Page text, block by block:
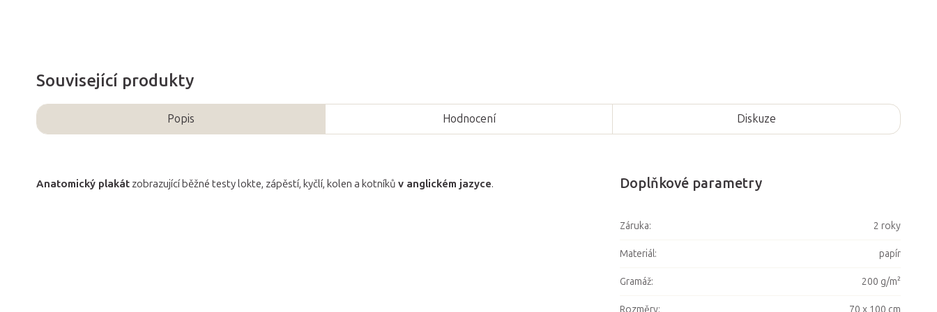
Související produkty
Popis Hodnocení Diskuze
Anatomický plakát zobrazující běžné testy lokte, zápěstí, kyčlí, kolen a kotníků v anglickém jazyce. Doplňkové parametry
Záruka: 2 roky
Materiál: papír
Gramáž: 200 g/m²
Rozměry: 70 x 100 cm